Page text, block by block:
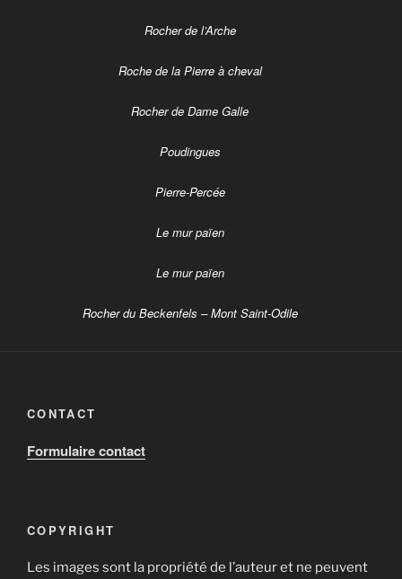
Rocher de l’Arche
Roche de la Pierre à cheval
Rocher de Dame Galle
Poudingues
Pierre-Percée
Le mur païen
Le mur païen
Rocher du Beckenfels – Mont Saint-Odile
CONTACT
Formulaire contact
COPYRIGHT
Les images sont la propriété de l’auteur et ne peuvent